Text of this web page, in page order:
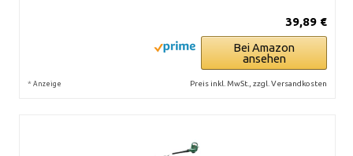
39,89 €
Bei Amazon
ansehen
* Anzeige Preis inkl. MwSt., zzgl. Versandkosten